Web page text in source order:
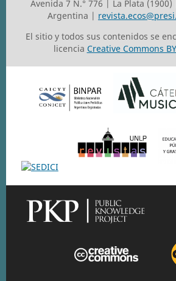
Avenida 7 N.° 776 | La Plata
Argentina |
El sitio y todos sus contenidos se
licencia Creative Commons